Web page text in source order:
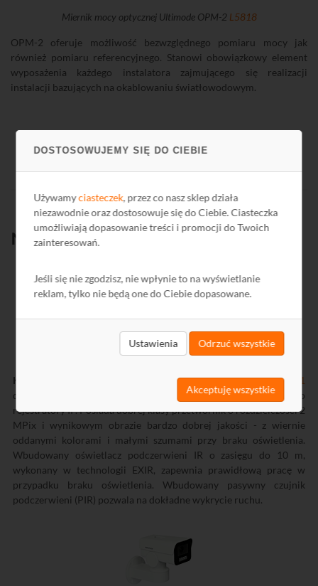
DOSTOSOWUJEMY SIĘ DO CIEBIE
Używamyciasteczek, przez co nasz sklep działa
niezawodnie oraz dostosowuje się do Ciebie. Ciasteczka
umożliwiają dopasowanie treści i promocji do Twoich
zainteresowań.
Jeśli się nie zgodzisz, nie wpłynie to na wyświetlanie
reklam, tylko nie będą one do Ciebie dopasowane.
Ustawienia Odrzuć wszystkie
Akceptuję wszystkie
Miernik mocy optycznej Ultimode OPM-2 L5818
OPM-2 oferuje możliwość bezwzględnego pomiaru mocy jak
również pomiaru referencyjnego. Stanowi obowiązkowy element
wyposażenia każdego instalatora zajmującego się realizacji
instalacji bazujących na okablowaniu światłowodowym.
Nowości produktowe:
Kamera IP typu cube Hikvision DS-2CD2421G0-IW K17161
dedykowana jest do pracy w systemach monitoringu opartego o
rejestratory IP. Posiada dobrej klasy przetwornik o rozdzielczości 2
MPix i wynikowym obrazie bardzo dobrej jakości - z wiernie
oddanymi kolorami i małymi szumami przy braku oświetlenia.
Wbudowany oświetlacz podczerwieni IR o zasięgu do 10 m,
wykonany w technologii EXIR, zapewnia prawidłową pracę w
przypadku braku oświetlenia. Wbudowany pasywny czujnik
podczerwieni (PIR) pozwala na dokładne wykrycie ruchu.